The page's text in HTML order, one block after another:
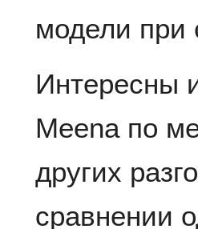
модели при
Интересны
Meena по
других
сравнении